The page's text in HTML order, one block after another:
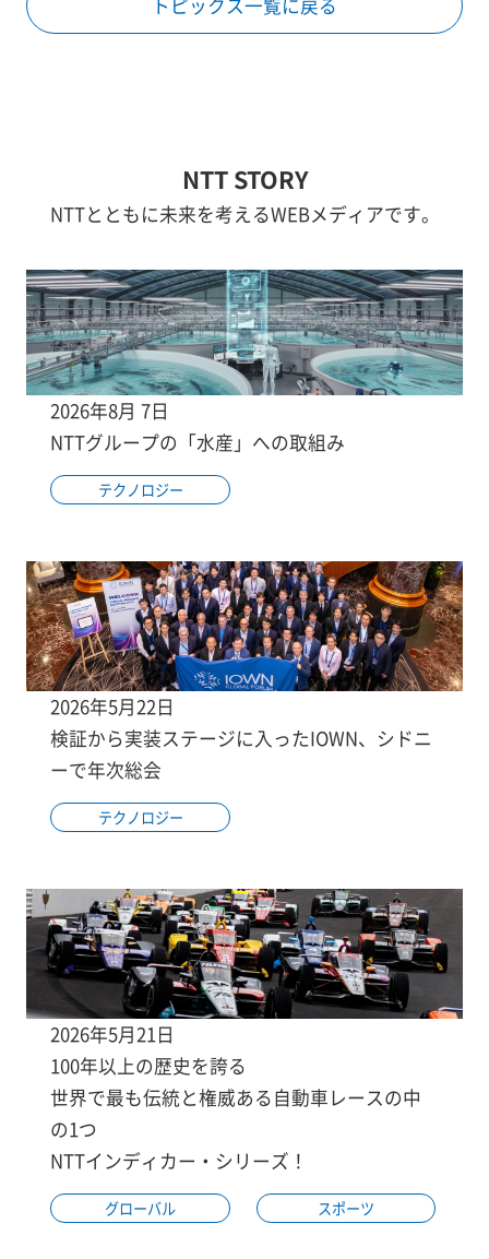
NTT STORY
NTTとともに未来を考えるWEBメディアです。
2026年8月 7日
NTTグループの「水産」への取組み
テクノロジー
2026年5月22日
検証から実装ステージに入ったIOWN、シドニ
ーで年次総会
テクノロジー
2026年5月21日
100年以上の歴史を誇る
世界で最も伝統と権威ある自動車レースの中
の1つ
NTTインディカー・シリーズ！
グローバル スポーツ